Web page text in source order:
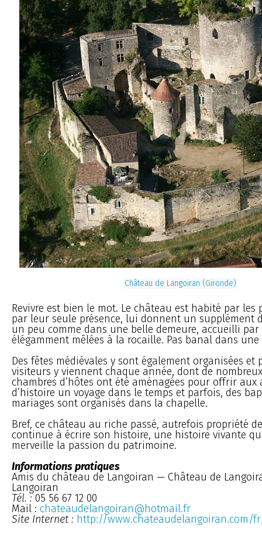
Château de Langoiran (Gironde)
Revivre est bien le mot. Le château est habité par les
par leur seule présence, lui donnent un supplément
un peu comme dans une belle demeure, accueilli
élégamment mêlées à la rocaille. Pas banal dans une
Des fêtes médiévales y sont également organisées et
visiteurs y viennent chaque année, dont de
chambres d’hôtes ont été aménagées pour offrir aux
d’histoire un voyage dans le temps et parfois, des
mariages sont organisés dans la chapelle.
Bref, ce château au riche passé, autrefois propriété
continue à écrire son histoire, une histoire vivante
merveille la passion du patrimoine.
Informations pratiques
Amis du château de Langoiran — Château de
Langoiran
Tél. : 05 56 67 12 00
Mail : chateaudelangoiran@hotmail.fr
Site Internet : http://www.chateaudelangoiran.com/